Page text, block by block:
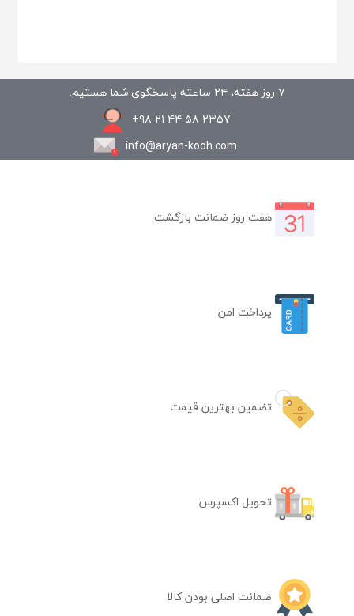
۷ روز هفته، ۲۴ ساعته پاسخگوی شما هستیم.
۲۳۵۷ ۵۸ ۴۴ ۲۱ ۹۸+
info@aryan-kooh.com
هفت روز ضمانت بازگشت
پرداخت امن
تضمین بهترین قیمت
تحویل اکسپرس
ضمانت اصلی بودن کالا